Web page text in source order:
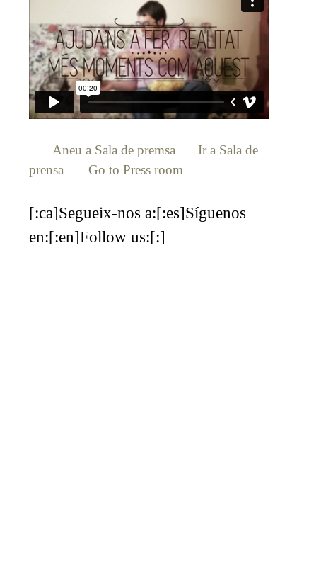
Aneu a Sala de premsa[:es] Ir a Sala de
prensa[:en] Go to Press room[:]
[:ca]Segueix-nos a:[:es]Síguenos
en:[:en]Follow us:[:]